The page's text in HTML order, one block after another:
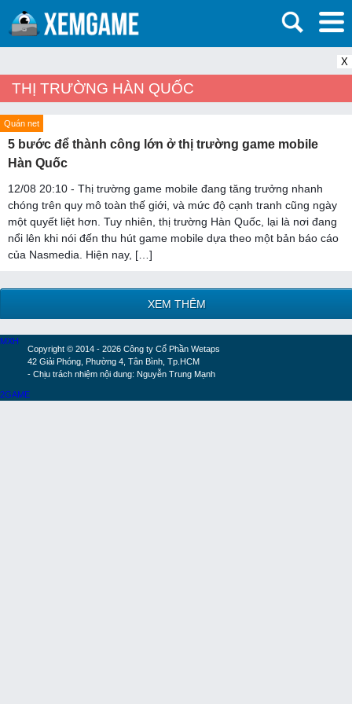
X
THỊ TRƯỜNG HÀN QUỐC
Quán net
5 bước để thành công lớn ở thị trường game mobile
Hàn Quốc
12/08 20:10 - Thị trường game mobile đang tăng trưởng nhanh
chóng trên quy mô toàn thế giới, và mức độ cạnh tranh cũng ngày
một quyết liệt hơn. Tuy nhiên, thị trường Hàn Quốc, lại là nơi đang
nổi lên khi nói đến thu hút game mobile dựa theo một bản báo cáo
của Nasmedia. Hiện nay, […]
XEM THÊM
Copyright © 2014 - 2026 Công ty Cổ Phần Wetaps
42 Giải Phóng, Phường 4, Tân Bình, Tp.HCM
- Chịu trách nhiệm nội dung: Nguyễn Trung Mạnh
MXH
2GAME